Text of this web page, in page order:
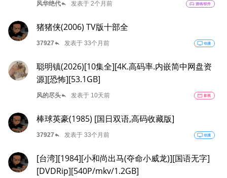
风华绝代reply 发表于 2个月前 sports_esports 游戏/软件
猪猪侠(2006) TV版十部全
37927reply 发表于 33个月前 tv 动漫
聪明镇(2026)[10集全][4K.高码率.内嵌简中网盘资
源][恐怖][53.1GB]
风的尽头reply 发表于 10天前 movie 影视
棒球英豪(1985) [国日双语,高码收藏版]
37927reply 发表于 33个月前 tv 动漫
[台湾][1984][小和尚出马(夺命小威龙)][国语无字]
[DVDRip][540P/mkv/1.2GB]